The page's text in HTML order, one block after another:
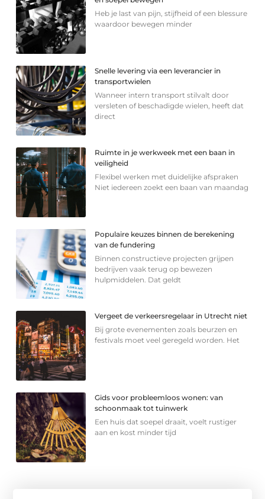
Heb je last van pijn, stijfheid of een blessure
waardoor bewegen minder
Snelle levering via een leverancier in
transportwielen
Wanneer intern transport stilvalt door
versleten of beschadigde wielen, heeft dat
direct
Ruimte in je werkweek met een baan in
veiligheid
Flexibel werken met duidelijke afspraken
Niet iedereen zoekt een baan van maandag
Populaire keuzes binnen de berekening
van de fundering
Binnen constructieve projecten grijpen
bedrijven vaak terug op bewezen
hulpmiddelen. Dat geldt
Vergeet de verkeersregelaar in Utrecht niet
Bij grote evenementen zoals beurzen en
festivals moet veel geregeld worden. Het
Gids voor probleemloos wonen: van
schoonmaak tot tuinwerk
Een huis dat soepel draait, voelt rustiger
aan en kost minder tijd